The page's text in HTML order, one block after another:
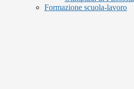
Formazione scuola-lavoro